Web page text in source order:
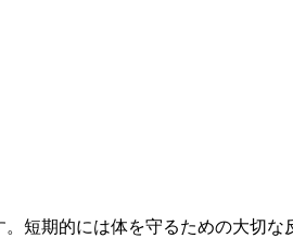
短期的には体を守るための大切な